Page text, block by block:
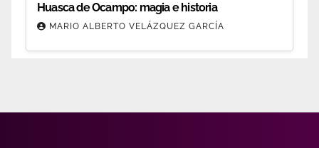
Huasca de Ocampo: magia e historia
MARIO ALBERTO VELÁZQUEZ GARCÍA